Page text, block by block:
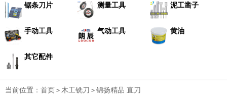
锯条刀片 测量工具 泥工凿子
手动工具 气动工具 黄油
其它配件
当前位置： 首页 > 木工铣刀 > 锦扬精品 直刀